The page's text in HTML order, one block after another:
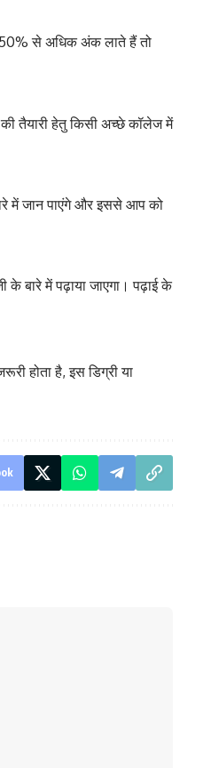
50% से अधिक अंक लाते हैं तो
तैयारी हेतु किसी अच्छे कॉलेज में
में जान पाएंगे और इससे आप को
बारे में पढ़ाया जाएगा। पढ़ाई के
होता है, इस डिग्री या